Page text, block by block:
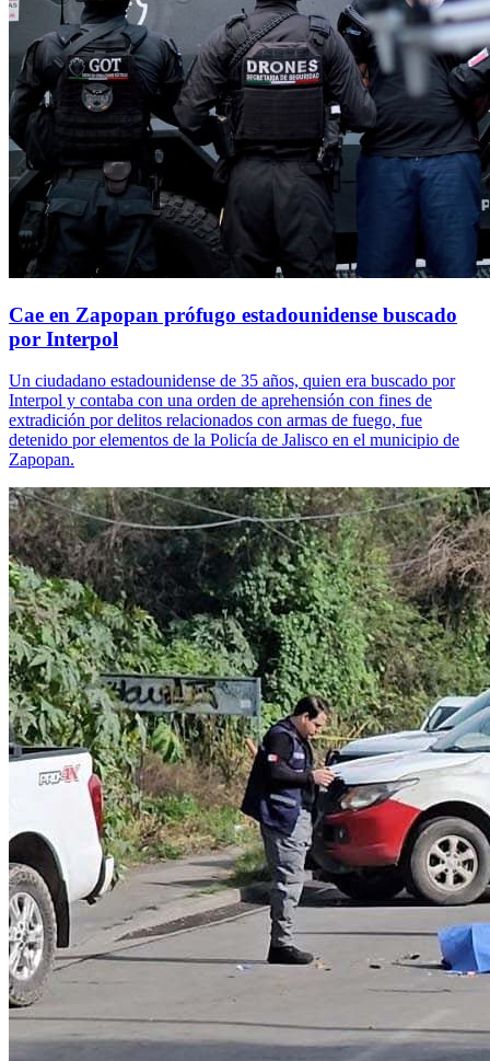
Cae en Zapopan prófugo estadounidense buscado
por Interpol
Un ciudadano estadounidense de 35 años, quien era buscado por
Interpol y contaba con una orden de aprehensión con fines de
extradición por delitos relacionados con armas de fuego, fue
detenido por elementos de la Policía de Jalisco en el municipio de
Zapopan.